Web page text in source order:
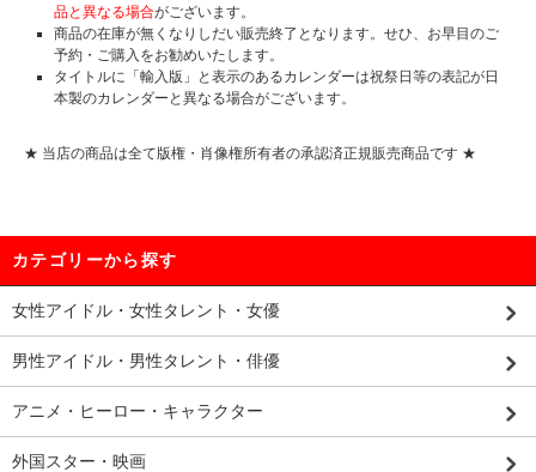
品と異なる場合がございます。
商品の在庫が無くなりしだい販売終了となります。せひ、お早目のご
予約・ご購入をお勧めいたします。
タイトルに「輸入版」と表示のあるカレンダーは祝祭日等の表記が日
本製のカレンダーと異なる場合がございます。
★ 当店の商品は全て版権・肖像権所有者の承認済正規販売商品です ★
カテゴリーから探す
女性アイドル・女性タレント・女優
男性アイドル・男性タレント・俳優
アニメ・ヒーロー・キャラクター
外国スター・映画